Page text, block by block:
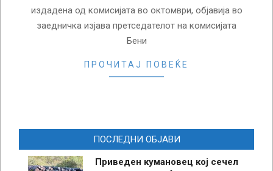
издадена од комисијата во октомври, објавија во
заедничка изјава претседателот на комисијата
Бени
ПРОЧИТАЈ ПОВЕЌЕ
ПОСЛЕДНИ ОБЈАВИ
Приведен кумановец кој сечел